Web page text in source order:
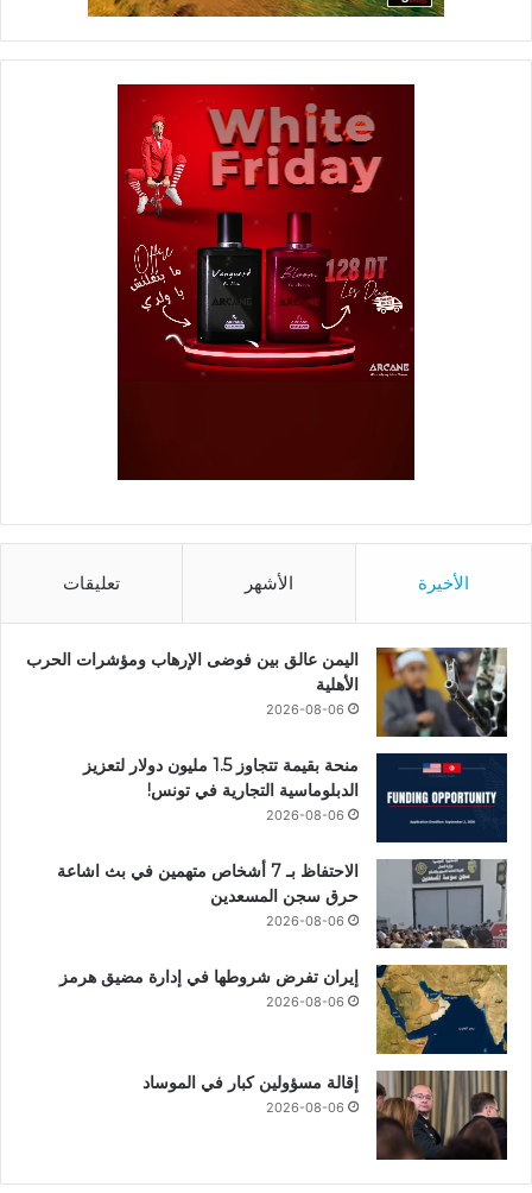
الأخيرة الأشهر تعليقات
اليمن عالق بين فوضى الإرهاب ومؤشرات الحرب
الأهلية
2026-08-06
منحة بقيمة تتجاوز 1.5 مليون دولار لتعزيز
الدبلوماسية التجارية في تونس!
2026-08-06
الاحتفاظ بـ 7 أشخاص متهمين في بث اشاعة
حرق سجن المسعدين
2026-08-06
إيران تفرض شروطها في إدارة مضيق هرمز
2026-08-06
إقالة مسؤولين كبار في الموساد
2026-08-06